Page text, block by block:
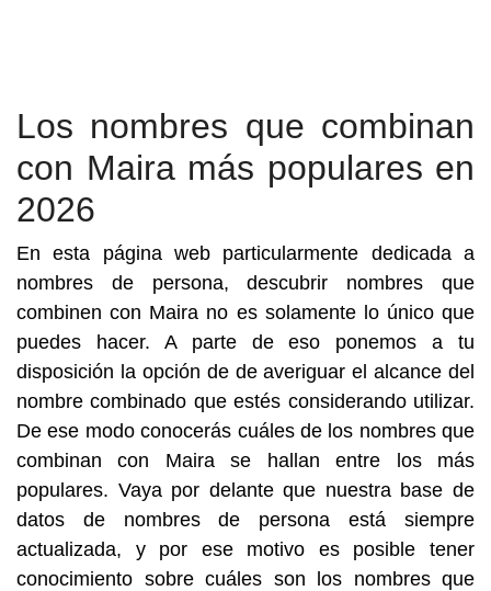
Los nombres que combinan
con Maira más populares en
2026
En esta página web particularmente dedicada a
nombres de persona, descubrir nombres que
combinen con Maira no es solamente lo único que
puedes hacer. A parte de eso ponemos a tu
disposición la opción de de averiguar el alcance del
nombre combinado que estés considerando utilizar.
De ese modo conocerás cuáles de los nombres que
combinan con Maira se hallan entre los más
populares. Vaya por delante que nuestra base de
datos de nombres de persona está siempre
actualizada, y por ese motivo es posible tener
conocimiento sobre cuáles son los nombres que